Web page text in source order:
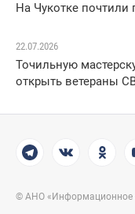
На Чукотке почтили
22.07.2026
Точильную
открыть ветераны
© АНО «Информационное